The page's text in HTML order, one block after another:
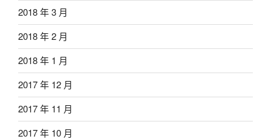
2018 年 3 月
2018 年 2 月
2018 年 1 月
2017 年 12 月
2017 年 11 月
2017 年 10 月